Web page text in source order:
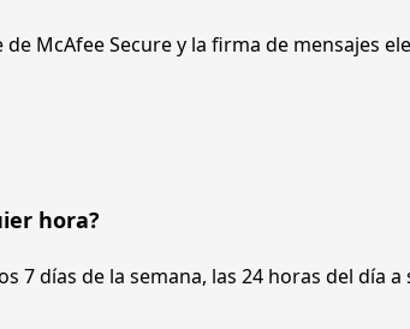
McAfee Secure y la firma de mensajes
hora?
7 días de la semana, las 24 horas del día